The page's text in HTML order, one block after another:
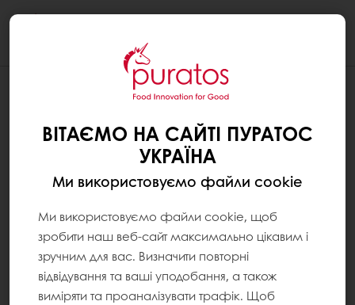
ВІТАЄМО НА САЙТІ ПУРАТОС
УКРАЇНА
Ми використовуємо файли cookie
Ми використовуємо файли cookie, щоб
зробити наш веб-сайт максимально цікавим і
зручним для вас. Визначити повторні
відвідування та ваші уподобання, а також
виміряти та проаналізувати трафік. Щоб